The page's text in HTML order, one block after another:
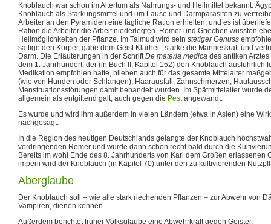
Knoblauch war schon im Altertum als Nahrungs- und Heilmittel bekannt.
Knoblauch als Stärkungsmittel und um Läuse und Darmparasiten zu
Arbeiter an den Pyramiden eine tägliche Ration erhielten, und es ist
Ration die Arbeiter die Arbeit niederlegten. Römer und Griechen wussten
Heilmöglichkeiten der Pflanze. Im Talmud wird sein stetiger Genuss
sättige den Körper, gäbe dem Geist Klarheit, stärke die Manneskraft und
Darm. Die Erläuterungen in der SchriftDe materia medica des antiken Arztes
dem 1. Jahrhundert, der (in Buch II, Kapitel 152) den Knoblauch ausführlich
Medikation empfohlen hatte, blieben auch für das gesamte Mittelalter
(wie von Hunden oder Schlangen), Haarausfall, Zahnschmerzen,
Menstruationsstörungen damit behandelt wurden. Im Spätmittelalter wurde
allgemein als entgiftend galt, auch gegen die Pestangewandt.
Es wurde und wird ihm außerdem in vielen Ländern (etwa in Asien) eine
nachgesagt.
In die Region des heutigen Deutschlands gelangte der Knoblauch
vordringenden Römer und wurde dann schon recht bald durch die
Bereits im wohl Ende des 8. Jahrhunderts von Karl dem Großen erlassenen
imperii wird der Knoblauch (in Kapitel 70) unter den zu kultivierenden
Aberglaube
Der Knoblauch soll – wie alle stark riechenden Pflanzen – zur Abwehr von
Vampiren, dienen können.
Außerdem berichtet früher Volksglaube eine Abwehrkraft gegen Geister.